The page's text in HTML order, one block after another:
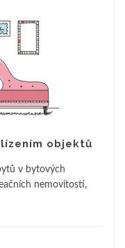
objektů
v bytových
nemovitostí,